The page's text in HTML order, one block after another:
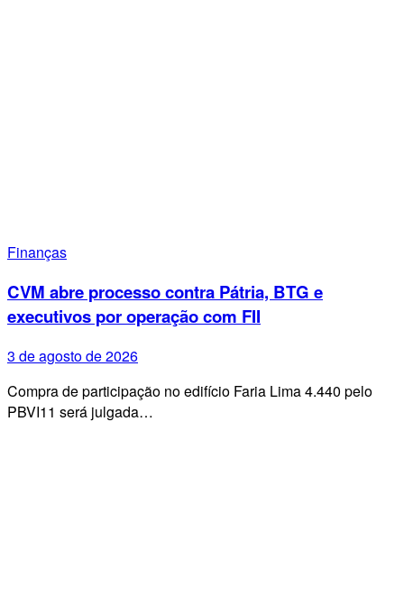
Finanças
CVM abre processo contra Pátria, BTG e
executivos por operação com FII
3 de agosto de 2026
Compra de participação no edifício Faria Lima 4.440 pelo
PBVI11 será julgada…